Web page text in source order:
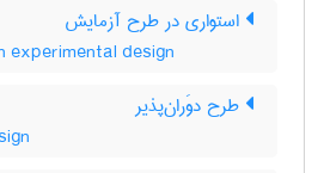
استواری در طرح آزمایش
experimental design
طرح دوَران‌پذیر